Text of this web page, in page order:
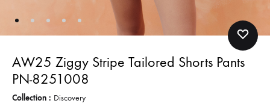
AW25 Ziggy Stripe Tailored Shorts Pants
PN-8251008
Collection : Discovery